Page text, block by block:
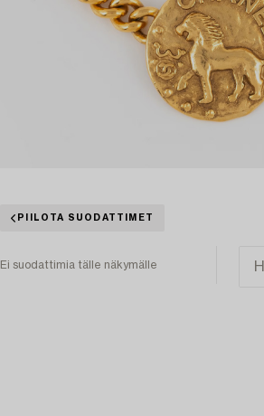
PIILOTA SUODATTIMET
Ei suodattimia tälle näkymälle